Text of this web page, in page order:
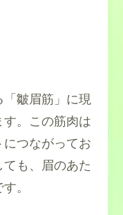
「皺眉筋」 に現
。この筋肉は
つながってお
ても、眉のあた
。